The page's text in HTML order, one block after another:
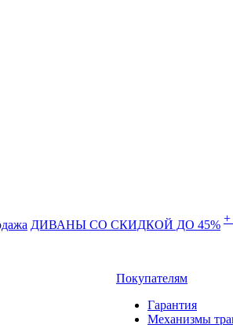
ДИВАНЫ СО СКИДКОЙ ДО 45%
Покупателям
Гарантия
Механизмы